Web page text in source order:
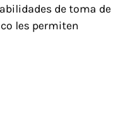
de toma de
les permiten